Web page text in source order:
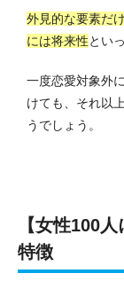
外見的な要素だ
には将来性とい
一度恋愛対象外
けても、それ以
うでしょう。
【女性100
特徴